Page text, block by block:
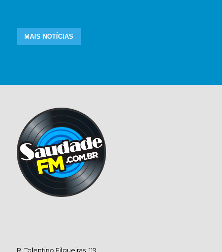
MAIS NOTÍCIAS
R. Tolentino Filgueiras, 119